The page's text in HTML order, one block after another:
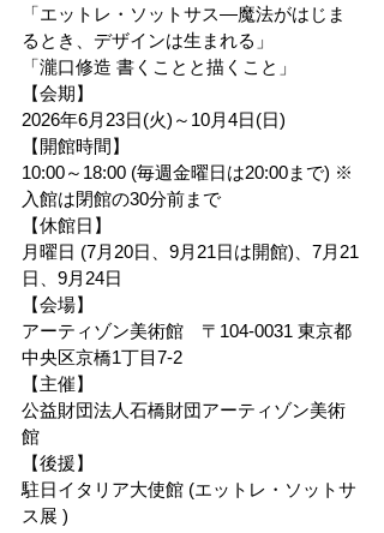
「エットレ・ソットサス―魔法がはじま
るとき、デザインは生まれる」
「瀧口修造 書くことと描くこと」
【会期】
2026年6月23日(火)～10月4日(日)
【開館時間】
10:00～18:00 (毎週金曜日は20:00まで) ※
入館は閉館の30分前まで
【休館日】
月曜日 (7月20日、9月21日は開館)、7月21
日、9月24日
【会場】
アーティゾン美術館　〒104-0031 東京都
中央区京橋1丁目7-2
【主催】
公益財団法人石橋財団アーティゾン美術
館
【後援】
駐日イタリア大使館 (エットレ・ソットサ
ス展 )